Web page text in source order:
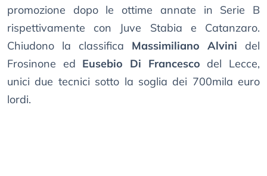
promozione dopo le ottime annate in Serie B
rispettivamente con Juve Stabia e Catanzaro.
Chiudono la classifica Massimiliano Alvini del
Frosinone ed Eusebio Di Francesco del Lecce,
unici due tecnici sotto la soglia dei 700mila euro
lordi.